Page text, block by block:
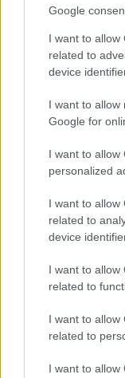
Google
I want to allow
related to
device
I want to allow
Google for
I want to allow
personalized
I want to allow
related to
device
I want to allow
related to
I want to allow
related to
I want to allow
Come indossare
consigli e
Cristian Castiglioni · 6
BELLEZZA